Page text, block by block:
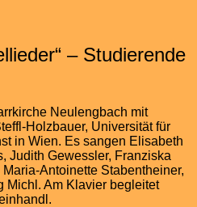
– Studierende
Neulengbach mit
Holzbauer, Universität für
in Wien. Es sangen Elisabeth
Judith Gewessler, Franziska
Antoinette Stabentheiner,
Michl. Am Klavier begleitet